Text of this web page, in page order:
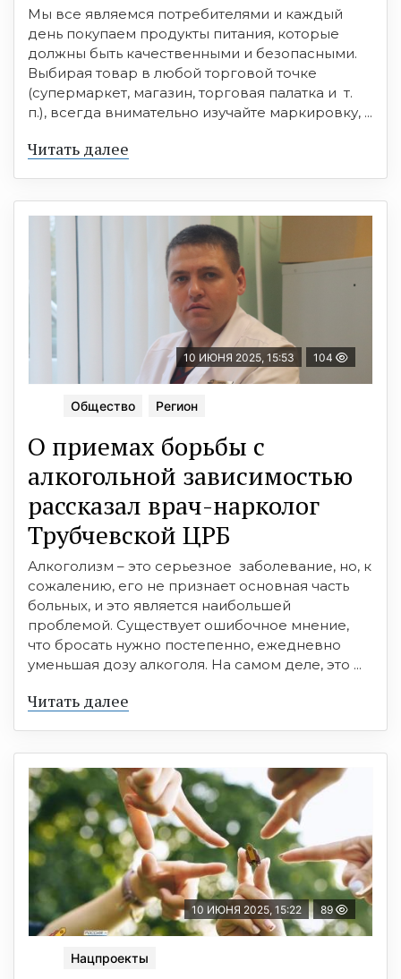
Мы все являемся потребителями и каждый
день покупаем продукты питания, которые
должны быть качественными и безопасными.
Выбирая товар в любой торговой точке
(супермаркет, магазин, торговая палатка и т.
п.), всегда внимательно изучайте маркировку, ...
Читать далее
10 ИЮНЯ 2025, 15:53 104
Общество Регион
О приемах борьбы с
алкогольной зависимостью
рассказал врач-нарколог
Трубчевской ЦРБ
Алкоголизм – это серьезное заболевание, но, к
сожалению, его не признает основная часть
больных, и это является наибольшей
проблемой. Существует ошибочное мнение,
что бросать нужно постепенно, ежедневно
уменьшая дозу алкоголя. На самом деле, это ...
Читать далее
10 ИЮНЯ 2025, 15:22 89
Нацпроекты